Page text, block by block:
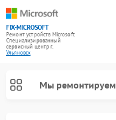
FIX-MICROSOFT
Ремонт устройств Microsoft
Специализированный
cервисный центр г.
Ульяновск
Мы ремонтируем